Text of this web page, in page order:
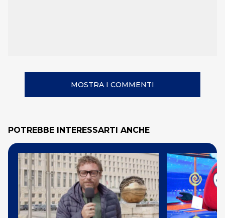
MOSTRA I COMMENTI
POTREBBE INTERESSARTI ANCHE